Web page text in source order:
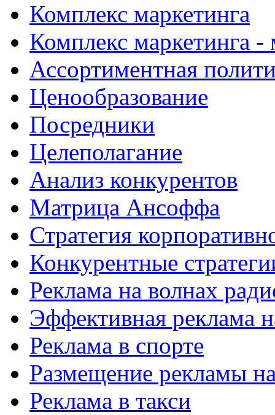
Комплекс маркетинга
Комплекс маркетинга
Ассортиментная
Ценообразование
Посредники
Целеполагание
Анализ конкурентов
Матрица Ансоффа
Стратегия
Конкурентные
Реклама на волнах
Эффективная реклама
Реклама в спорте
Размещение рекламы
Реклама в такси